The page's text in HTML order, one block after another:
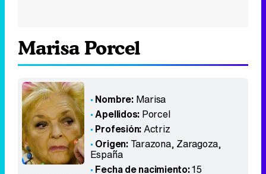
Marisa Porcel
Nombre: Marisa
Apellidos: Porcel
Profesión:Actriz
Origen: Tarazona, Zaragoza,
España
Fecha de nacimiento:15